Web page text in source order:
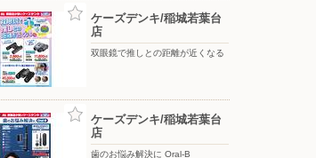
〒225-0003 横浜市青葉区新石川2-5-1
ケーズデンキ/稲城若葉台
店
双眼鏡で推しとの距離が近くなる
ケーズデンキ/稲城若葉台
店
歯のお悩み解決に Oral-B